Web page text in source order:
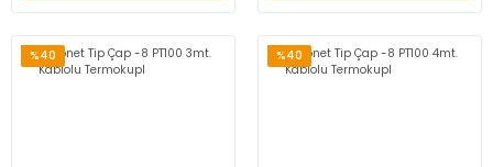
%40 %40